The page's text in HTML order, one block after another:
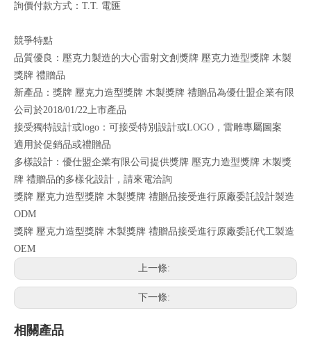
詢價付款方式：T.T. 電匯
競爭特點
品質優良：壓克力製造的大心雷射文創獎牌 壓克力造型獎牌 木製
獎牌 禮贈品
新產品：獎牌 壓克力造型獎牌 木製獎牌 禮贈品為優仕盟企業有限
公司於2018/01/22上市產品
接受獨特設計或logo：可接受特別設計或LOGO，雷雕專屬圖案
適用於促銷品或禮贈品
多樣設計：優仕盟企業有限公司提供獎牌 壓克力造型獎牌 木製獎
牌 禮贈品的多樣化設計，請來電洽詢
獎牌 壓克力造型獎牌 木製獎牌 禮贈品接受進行原廠委託設計製造
ODM
獎牌 壓克力造型獎牌 木製獎牌 禮贈品接受進行原廠委託代工製造
OEM
上一條:
下一條:
相關產品